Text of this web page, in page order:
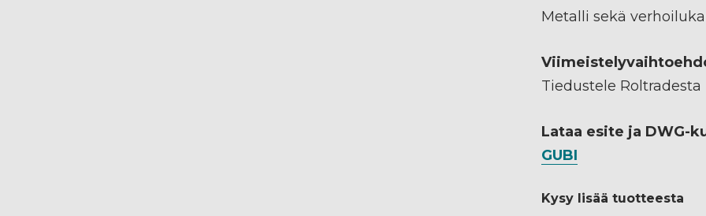
Metalli sekä
Tiedustele Roltradesta
Lataa esite ja DWG-
GUBI
Kysy lisää tuotteesta